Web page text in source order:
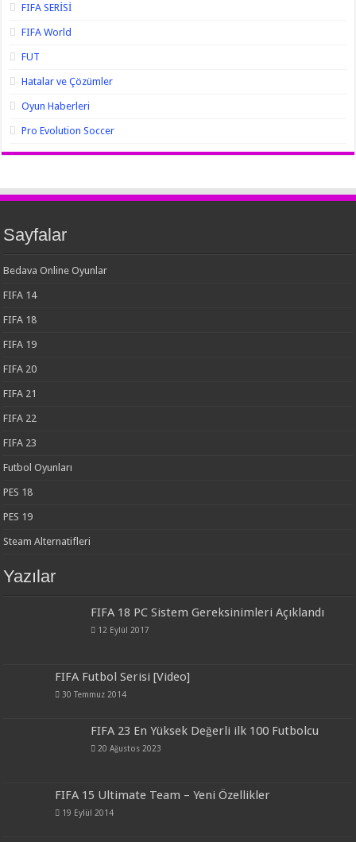
FIFA SERİSİ
FIFA World
FUT
Hatalar ve Çözümler
Oyun Haberleri
Pro Evolution Soccer
Sayfalar
Bedava Online Oyunlar
FIFA 14
FIFA 18
FIFA 19
FIFA 20
FIFA 21
FIFA 22
FIFA 23
Futbol Oyunları
PES 18
PES 19
Steam Alternatifleri
Yazılar
FIFA 18 PC Sistem Gereksinimleri Açıklandı
12 Eylül 2017
FIFA Futbol Serisi [Video]
30 Temmuz 2014
FIFA 23 En Yüksek Değerli ilk 100 Futbolcu
20 Ağustos 2023
FIFA 15 Ultimate Team – Yeni Özellikler
19 Eylül 2014